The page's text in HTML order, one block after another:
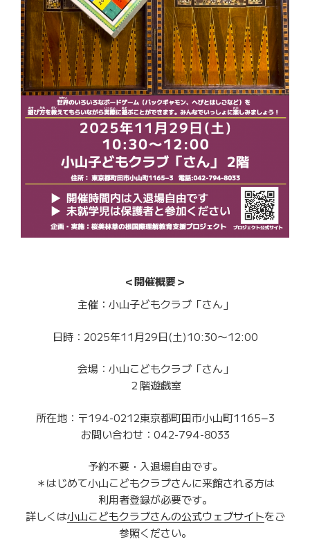
＜開催概要＞
主催：小山子どもクラブ「さん」
日時：2025年11月29日(土)10:30〜12:00
会場：小山こどもクラブ「さん」
２階遊戯室
所在地：〒194-0212東京都町田市小山町1165−3
お問い合わせ：042-794-8033
予約不要・入退場自由です。
＊はじめて小山こどもクラブさんに来館される方は
利用者登録が必要です。
詳しくは小山こどもクラブさんの公式ウェブサイトをご
参照ください。